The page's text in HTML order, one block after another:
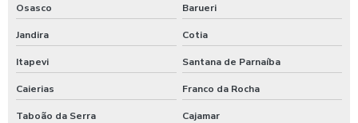
Osasco Barueri
Jandira Cotia
Itapevi Santana de Parnaíba
Caierias Franco da Rocha
Taboão da Serra Cajamar